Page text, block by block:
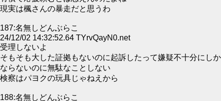
現実は楓さんの暴走だと思うわ
187:名無しどんぶらこ
24/12/02 14:32:52.64 TYrvQayN0.net
受理しないよ
そもそも大した証拠もないのに起訴したって嫌疑不十分にしか
ならないのに無駄なことしない
検察はパヨクの玩具じゃねえから
188:名無しどんぶらこ